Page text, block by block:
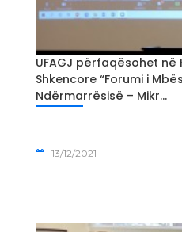
UFAGJ përfaqësohet
Shkencore “Forumi i
Ndërmarrësisë – Mikr...
13/12/2021